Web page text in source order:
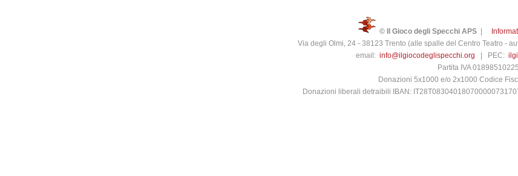
© Il Gioco degli Specchi APS|
Via degli Olmi, 24 - 38123 Trento (alle spalle del Centro Teatro -
email: info@ilgiocodeglispecchi.org | PEC:
Partita IVA 01898510225
Donazioni 5x1000 e/o 2x1000 Codice
Donazioni liberali detraibili IBAN: